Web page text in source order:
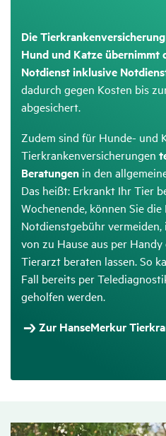
Die
Hund und Katze
Notdienst inklusive
dadurch gegen Kosten bis
abgesichert.
Zudem sind für Hunde- und
Tierkrankenversicherungen
Beratungen in den
Das heißt: Erkrankt Ihr Tier
Wochenende, können Sie
Notdienstgebühr vermeiden,
von zu Hause aus per
Tierarzt beraten lassen. So
Fall bereits per
geholfen werden.
Zur HanseMerkur